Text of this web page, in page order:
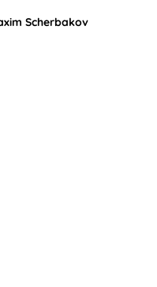
Scherbakov